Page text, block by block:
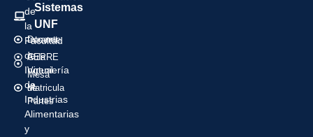
Sistemas
UNF
Intranet
Aula
Virtual
Matricula
Docente
CEPRE
Mesa
de
Partes
de
la
Facultad
de
Ingeniería
de
Industrias
Alimentarias
y